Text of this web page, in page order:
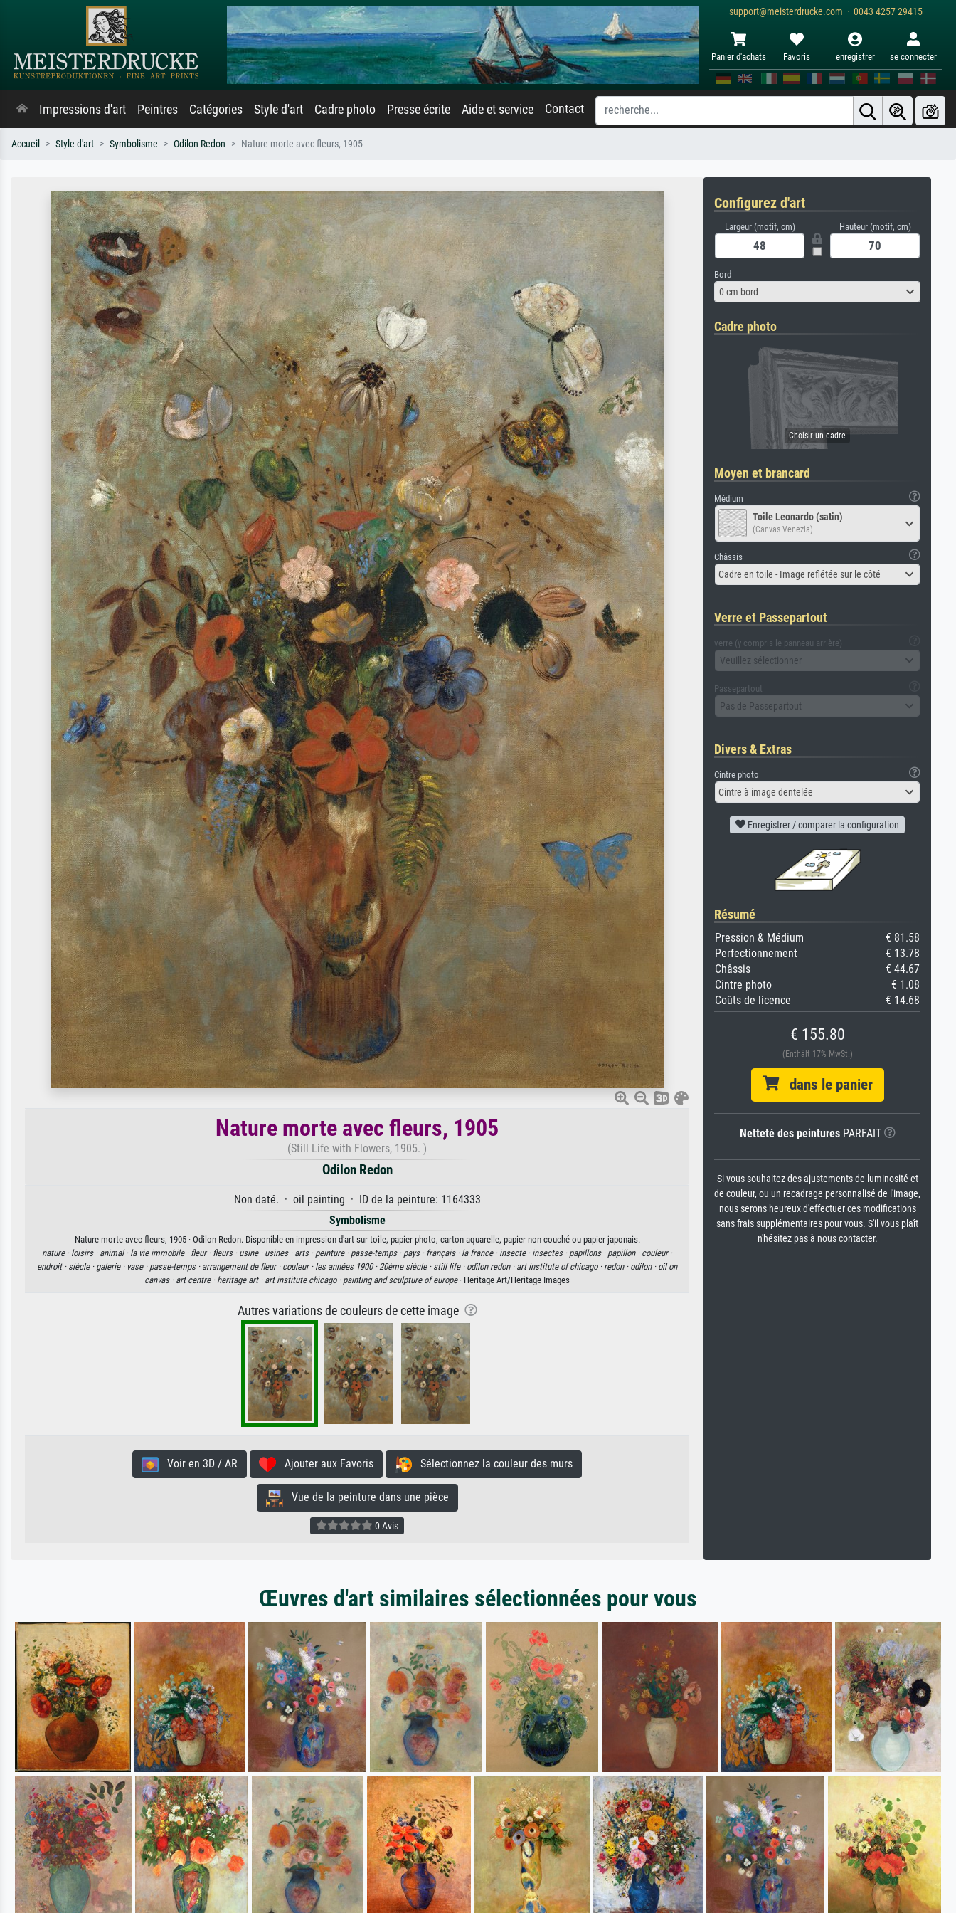
support@meisterdrucke.com · 0043 4257 29415
Panier d'achats Favoris enregistrer se connecter
Impressions d'art Peintres Catégories Style d'art Cadre photo Presse écrite Aide et service Contact
Accueil Style d'art Symbolisme Odilon Redon Nature morte avec fleurs, 1905
Nature morte avec fleurs, 1905
(Still Life with Flowers, 1905. )
Odilon Redon
Non daté. · oil painting · ID de la peinture: 1164333
Symbolisme
Nature morte avec fleurs, 1905 · Odilon Redon. Disponible en impression d'art sur toile, papier photo, carton aquarelle, papier non couché ou papier japonais.
nature · loisirs · animal · la vie immobile · fleur · fleurs · usine · usines · arts · peinture · passe-temps · pays · français · la france · insecte · insectes · papillons · papillon · couleur ·
endroit · siècle · galerie · vase · passe-temps · arrangement de fleur · couleur · les années 1900 ·20ème siècle · still life · odilon redon · art institute of chicago · redon · odilon · oil on
canvas · art centre · heritage art · art institute chicago · painting and sculpture of europe· Heritage Art/Heritage Images
Autres variations de couleurs de cette image
Voir en 3D / AR Ajouter aux Favoris Sélectionnez la couleur des murs
Vue de la peinture dans une pièce
0 Avis
Configurez d'art
Largeur (motif, cm) Hauteur (motif, cm)
Bord
0 cm bord
Cadre photo
Moyen et brancard
Médium
Toile Leonardo (satin)
(Canvas Venezia)
Châssis
Cadre en toile - Image reflétée sur le côté
Verre et Passepartout
verre (y compris le panneau arrière)
Veuillez sélectionner
Passepartout
Pas de Passepartout
Divers & Extras
Cintre photo
Cintre à image dentelée
Enregistrer / comparer la configuration
Résumé
Pression & Médium
€ 81.58
Perfectionnement
€ 13.78
Châssis
€ 44.67
Cintre photo
€ 1.08
Coûts de licence
€ 14.68
€ 155.80
(Enthält 17% MwSt.)
dans le panier
Netteté des peinturesPARFAIT
Si vous souhaitez des ajustements de luminosité et
de couleur, ou un recadrage personnalisé de l'image,
nous serons heureux d'effectuer ces modifications
sans frais supplémentaires pour vous. S'il vous plaît
n'hésitez pas à nous contacter.
Œuvres d'art similaires sélectionnées pour vous